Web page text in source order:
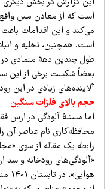
که از معادن مس واقع در
و این اقدامات باعث
همچنین، تخلیه و انباشت
چندین دهۀ متمادی در طول
شکست برخی از این سدهای
زیادی در این
بالای فلزات سنگین
مسئلۀ آلودگی در ارس فقط به
نام عناصر آن را
یک مقاله از سوی «مجلۀ
رودخانه و سد ارس:
هوایی»،